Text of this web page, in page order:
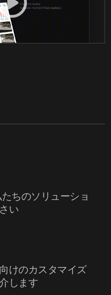
ちのソリューショ
い
けのカスタマイズ
します